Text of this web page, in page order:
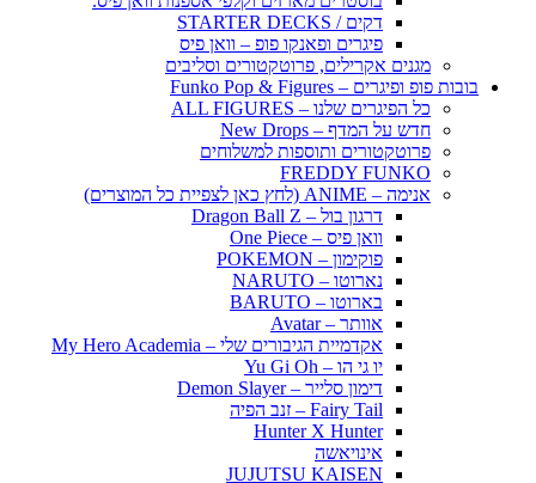
דקים / STARTER DECKS
פיגרים ופאנקו פופ – וואן פיס
מגנים אקרילים, פרוטקטורים וסליבים
בובות פופ ופיגרים – Funko Pop & Figures
כל הפיגרים שלנו – ALL FIGURES
חדש על המדף – New Drops
פרוטקטורים ותוספות למשלוחים
FREDDY FUNKO
אנימה – ANIME (לחץ כאן לצפיית כל המוצרים)
דרגון בול – Dragon Ball Z
וואן פיס – One Piece
פוקימון – POKEMON
נארוטו – NARUTO
בארוטו – BARUTO
אוותר – Avatar
אקדמיית הגיבורים שלי – My Hero Academia
יו גי הו – Yu Gi Oh
דימון סלייר – Demon Slayer
Fairy Tail – זנב הפיה
Hunter X Hunter
אינויאשה
JUJUTSU KAISEN